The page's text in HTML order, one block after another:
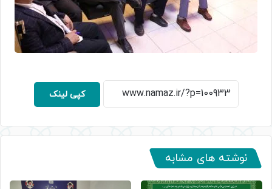
کپی لینک
نوشته های مشابه